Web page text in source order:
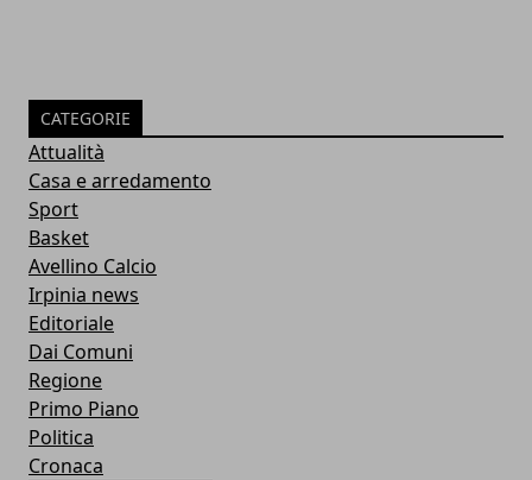
CATEGORIE
Attualità
Casa e arredamento
Sport
Basket
Avellino Calcio
Irpinia news
Editoriale
Dai Comuni
Regione
Primo Piano
Politica
Cronaca